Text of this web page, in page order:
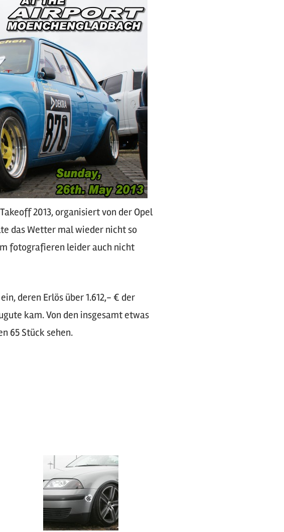
2013, organisiert von der Opel
das Wetter mal wieder nicht so
fotografieren leider auch nicht
deren Erlös über 1.612,- € der
kam. Von den insgesamt etwas
65 Stück sehen.